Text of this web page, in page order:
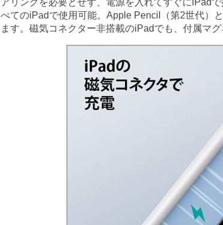
アリングを必要とせず、電源を入れてすぐにiPad
べてのiPadで使用可能。Apple Pencil（第2世代）
ます。磁気コネクター非搭載のiPadでも、付属マ